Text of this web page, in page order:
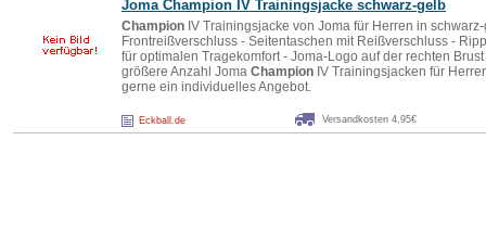
Joma Champion IV Trainingsjacke schwarz-gelb
Champion IV Trainingsjacke von Joma für Herren in
Frontreißverschluss - Seitentaschen mit Reißverschluss -
für optimalen Tragekomfort - Joma-Logo auf der rechten
größere Anzahl Joma Champion IV Trainingsjacken für
gerne ein individuelles Angebot.
Eckball.de Versandkosten 4,95€